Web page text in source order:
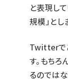
と表現し
規模」とし
Twitterで
す。もち
るのではな